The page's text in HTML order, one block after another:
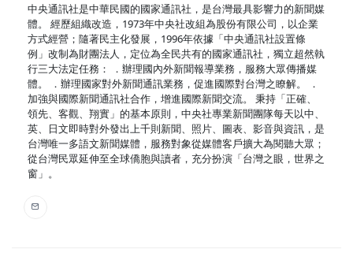
中央通訊社是中華民國的國家通訊社，是台灣最具影響力的新聞媒
體。 經歷組織改造，1973年中央社改組為股份有限公司，以企業
方式經營；隨著民主化發展，1996年依據「中央通訊社設置條
例」改制為財團法人，定位為全民共有的國家通訊社，獨立超然執
行三大法定任務： ．辦理國內外新聞報導業務，服務大眾傳播媒
體。 ．辦理國家對外新聞通訊業務，促進國際對台灣之瞭解。 ．
加強與國際新聞通訊社合作，增進國際新聞交流。 秉持「正確、
領先、客觀、翔實」的基本原則，中央社專業新聞團隊每天以中、
英、日文即時對外發出上千則新聞、照片、圖表、影音與資訊，是
台灣唯一多語文新聞媒體，服務對象從媒體客戶擴大為閱聽大眾；
從台灣民眾延伸至全球僑胞與讀者，充分扮演「台灣之眼，世界之
窗」。